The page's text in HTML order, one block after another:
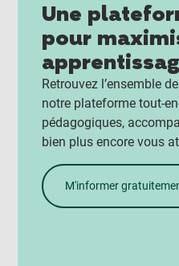
Une
pour
Retrouvez l’ensemble
notre plateforme tout-
pédagogiques,
bien plus encore vous
M'informer